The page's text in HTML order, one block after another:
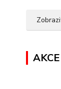
AKCE